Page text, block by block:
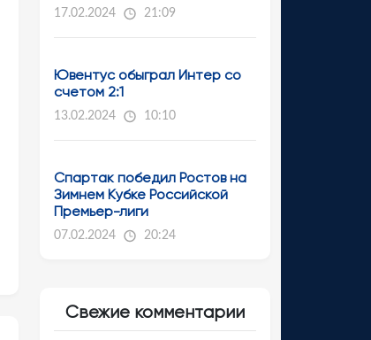
17.02.2024 21:09
Ювентус обыграл Интер со
счетом 2:1
13.02.2024 10:10
Спартак победил Ростов на
Зимнем Кубке Российской
Премьер-лиги
07.02.2024 20:24
Свежие комментарии